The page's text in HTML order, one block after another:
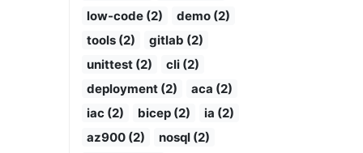
low-code (2)
demo (2)
tools (2)
gitlab (2)
unittest (2)
cli (2)
deployment (2)
aca (2)
iac (2)
bicep (2)
ia (2)
az900 (2)
nosql (2)